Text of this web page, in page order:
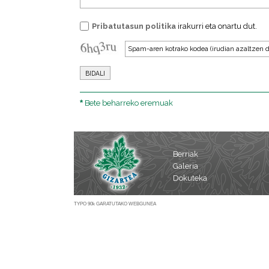
Pribatutasun politika irakurri eta onartu dut.
* Bete beharreko eremuak
Berriak
Galeria
Dokuteka
TYPO 90k GARATUTAKO WEBGUNEA